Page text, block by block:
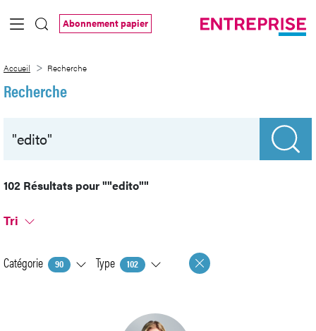
Saut au contenu principal
Abonnement papier
Accueil Recherche
Recherche
102 Résultats pour""edito""
Tri
Catégorie 90 Type 102